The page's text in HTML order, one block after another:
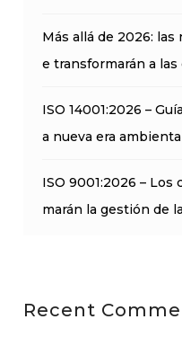
Más allá de 2026:
e transformarán a
ISO 14001:2026 –
a nueva era
ISO 9001:2026 –
marán la gestión de
Recent